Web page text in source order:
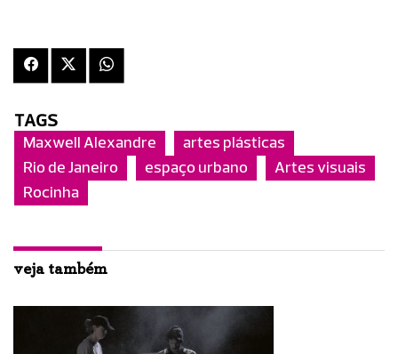
TAGS
Maxwell Alexandre
artes plásticas
Rio de Janeiro
espaço urbano
Artes visuais
Rocinha
veja também